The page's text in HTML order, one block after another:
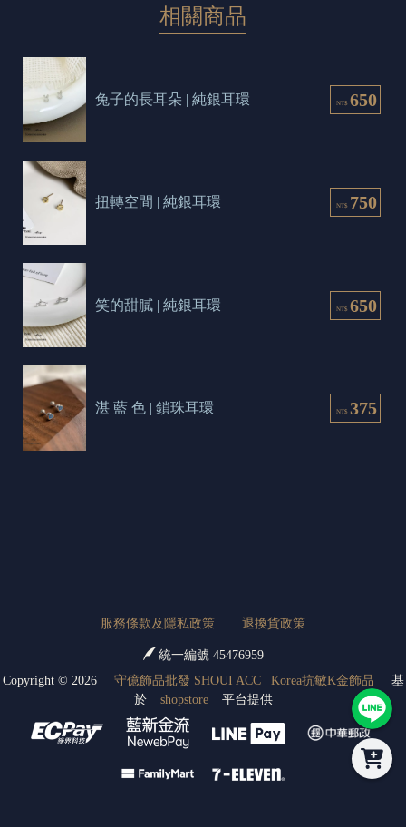
相關商品
NT$ 650
兔子的長耳朵 | 純銀耳環
NT$ 750
扭轉空間 | 純銀耳環
NT$ 650
笑的甜膩 | 純銀耳環
NT$ 375
湛 藍 色 | 鎖珠耳環
服務條款及隱私政策 退換貨政策
統一編號 45476959
Copyright © 2026 守億飾品批發 SHOUI ACC | Korea抗敏K金飾品
基
於
shopstore 平台提供